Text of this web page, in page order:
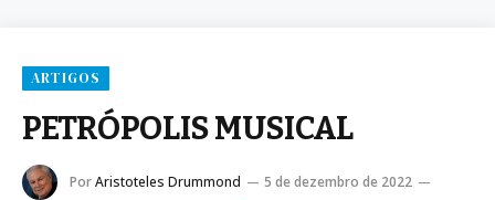
ARTIGOS
PETRÓPOLIS MUSICAL
PorAristoteles Drummond
5 de dezembro de 2022